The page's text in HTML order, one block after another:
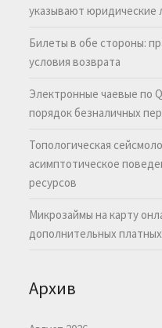
указывают юридические
Билеты в обе стороны:
условия возврата
Электронные чаевые по
порядок безналичных
Топологическая
асимптотическое
ресурсов
Микрозаймы на карту
дополнительных платных
Архив